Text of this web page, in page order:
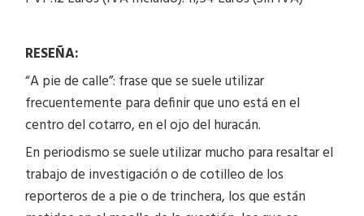
RESEÑA:
“A pie de calle”: frase que se suele utilizar
frecuentemente para definir que uno está en el
centro del cotarro, en el ojo del huracán.
En periodismo se suele utilizar mucho para resaltar el
trabajo de investigación o de cotilleo de los
reporteros de a pie o de trinchera, los que están